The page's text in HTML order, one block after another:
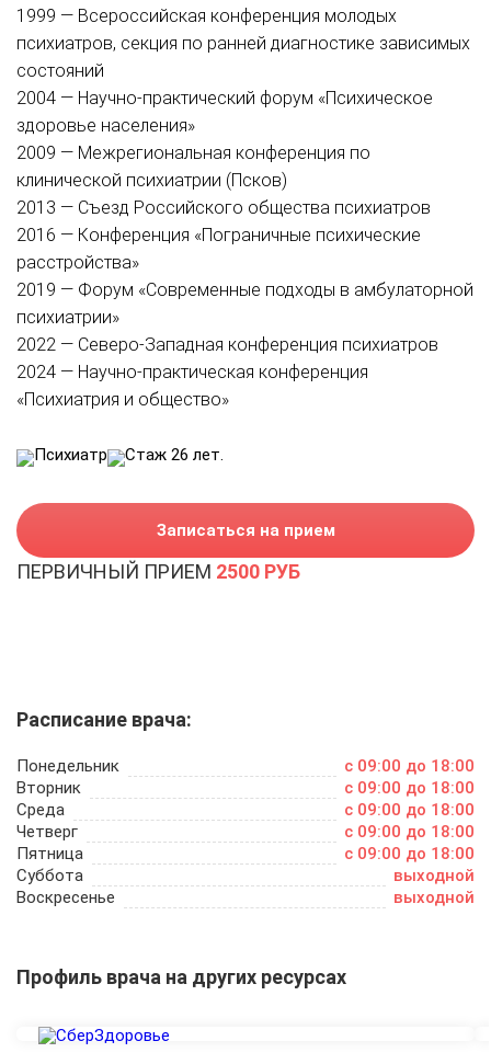
1999 — Всероссийская конференция молодых
психиатров, секция по ранней диагностике зависимых
состояний
2004 — Научно-практический форум «Психическое
здоровье населения»
2009 — Межрегиональная конференция по
клинической психиатрии (Псков)
2013 — Съезд Российского общества психиатров
2016 — Конференция «Пограничные психические
расстройства»
2019 — Форум «Современные подходы в амбулаторной
психиатрии»
2022 — Северо-Западная конференция психиатров
2024 — Научно-практическая конференция
«Психиатрия и общество»
Психиатр Стаж 26 лет.
Записаться на прием
ПЕРВИЧНЫЙ ПРИЕМ 2500 РУБ
Расписание врача:
Понедельник
c 09:00 до 18:00
Вторник
c 09:00 до 18:00
Среда
c 09:00 до 18:00
Четверг
c 09:00 до 18:00
Пятница
c 09:00 до 18:00
Суббота
выходной
Воскресенье
выходной
Профиль врача на других ресурсах